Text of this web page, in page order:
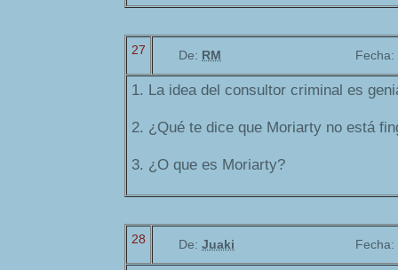
27 De: RM Fecha:
1. La idea del consultor criminal es
2. ¿Qué te dice que Moriarty no está
3. ¿O que es Moriarty?
28 De: Juaki Fecha: